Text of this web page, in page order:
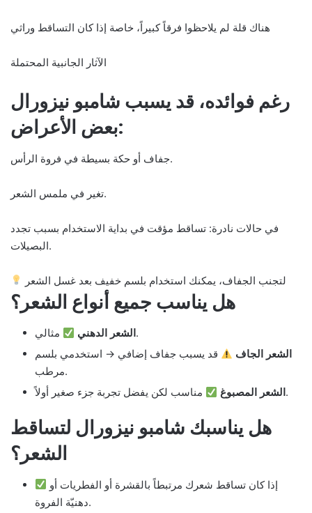
هناك قلة لم يلاحظوا فرقاً كبيراً، خاصة إذا كان التساقط وراثي
الآثار الجانبية المحتملة
رغم فوائده، قد يسبب شامبو نيزورال
بعض الأعراض:
جفاف أو حكة بسيطة في فروة الرأس.
تغير في ملمس الشعر.
في حالات نادرة: تساقط مؤقت في بداية الاستخدام بسبب تجدد
البصيلات.
لتجنب الجفاف، يمكنك استخدام بلسم خفيف بعد غسل الشعر
هل يناسب جميع أنواع الشعر؟
الشعر الدهنيمثالي.
الشعر الجاف
قد يسبب جفاف إضافي → استخدمي بلسم
مرطب.
الشعر المصبوغمناسب لكن يفضل تجربة جزء صغير أولاً.
هل يناسبك شامبو نيزورال لتساقط
الشعر؟
دهنيّة الفروة.